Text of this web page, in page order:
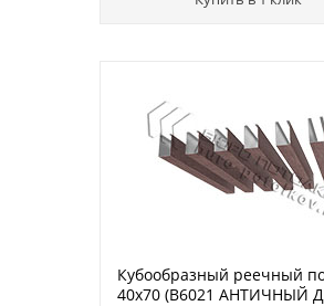
Кубообразный реечный
40х70 (B6021 АНТИЧНЫЙ